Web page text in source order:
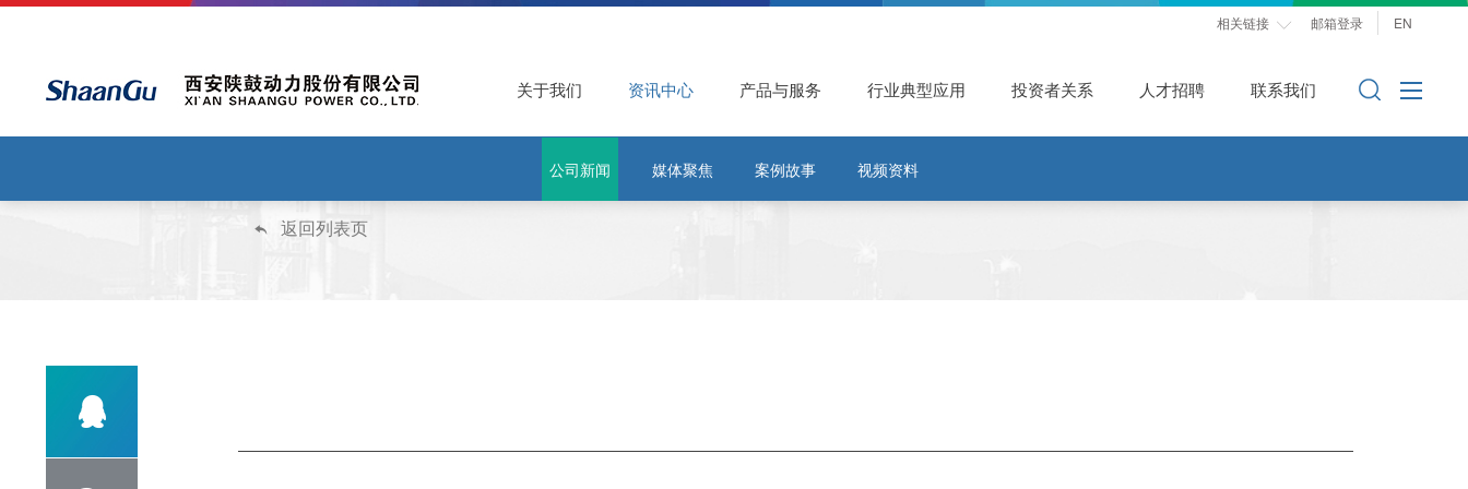
相关链接  邮箱登录 EN
关于我们 资讯中心 产品与服务 行业典型应用 投资者关系 人才招聘 联系我们
公司新闻 媒体聚焦 案例故事 视频资料
 返回列表页
